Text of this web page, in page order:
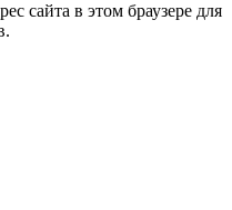
сайта в этом браузере для